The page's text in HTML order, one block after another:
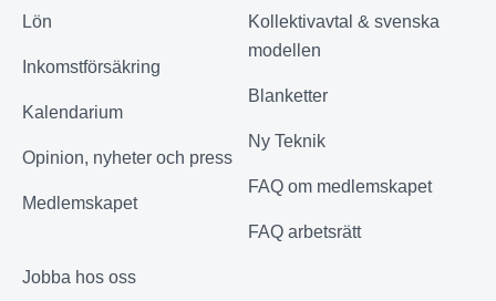
Lön
Inkomstförsäkring
Kalendarium
Opinion, nyheter och press
Medlemskapet
Kollektivavtal & svenska
modellen
Blanketter
Ny Teknik
FAQ om medlemskapet
FAQ arbetsrätt
Jobba hos oss